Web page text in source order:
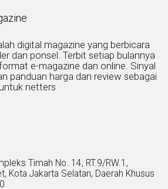
digital magazine yang berbicara
dan ponsel. Terbit setiap bulannya
e-magazine dan online. Sinyal
panduan harga dan review sebagai
netters
Timah No. 14, RT.9/RW.1,
Kota Jakarta Selatan, Daerah Khusus